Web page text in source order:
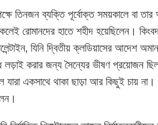
তিনজন ব্যক্তি পূর্বোক্ত সময়কালে বা
রোমানদের হাতে শহীদ হয়েছিলেন।
যিনি দ্বিতীয় ক্লডিয়াসের আদেশ
লড়াই করার জন্য সৈন্যের ভীষণ প্রয়োজন
একসাথে থাকা ছাড়া আর কিছুই চায় না।